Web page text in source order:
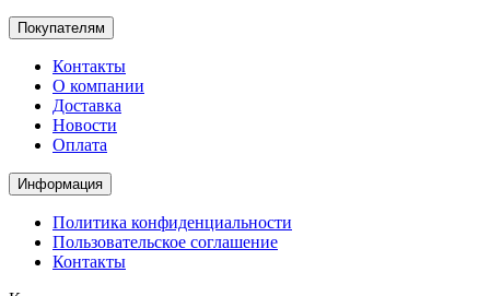
Покупателям
Контакты
О компании
Доставка
Новости
Оплата
Информация
Политика конфиденциальности
Пользовательское соглашение
Контакты